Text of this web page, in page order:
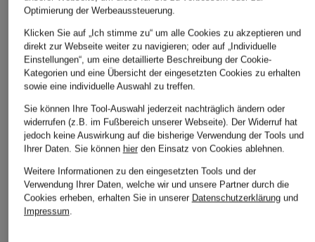
ÄHNLICHE ARTIKEL ENTDECKEN
Optimierung der Werbeaussteuerung.
Klicken Sie auf „Ich stimme zu“ um alle Cookies zu akzeptieren und
direkt zur Webseite weiter zu navigieren; oder auf „Individuelle
Einstellungen“, um eine detaillierte Beschreibung der Cookie-
Kategorien und eine Übersicht der eingesetzten Cookies zu erhalten
sowie eine individuelle Auswahl zu treffen.
Sie können Ihre Tool-Auswahl jederzeit nachträglich ändern oder
widerrufen (z.B. im Fußbereich unserer Webseite). Der Widerruf hat
jedoch keine Auswirkung auf die bisherige Verwendung der Tools und
Ihrer Daten. Sie können hierden Einsatz von Cookies ablehnen.
Weitere Informationen zu den eingesetzten Tools und der
Verwendung Ihrer Daten, welche wir und unsere Partner durch die
Cookies erheben, erhalten Sie in unserer Datenschutzerklärungund
Impressum.